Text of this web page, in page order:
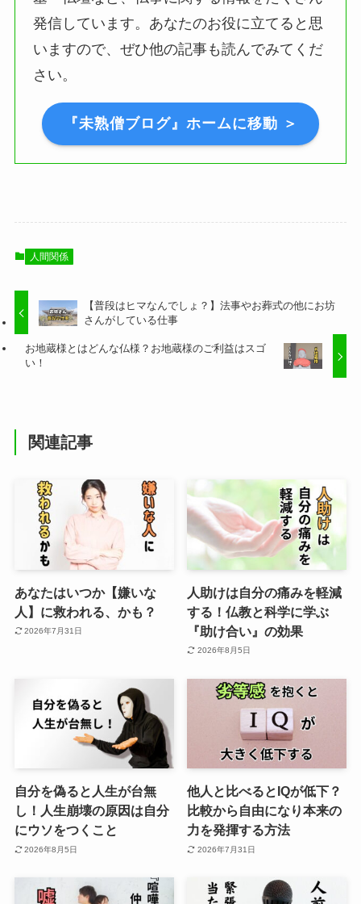
発信しています。あなたのお役に立てると思
いますので、ぜひ他の記事も読んでみてくだ
さい。
『未熟僧ブログ』ホームに移動 ＞
人間関係
【普段はヒマなんでしょ？】法事やお葬式の他にお坊
さんがしている仕事
お地蔵様とはどんな仏様？お地蔵様のご利益はスゴ
い！
関連記事
あなたはいつか【嫌いな
人】に救われる、かも？
2026年7月31日
人助けは自分の痛みを軽減
する！仏教と科学に学ぶ
『助け合い』の効果
2026年8月5日
自分を偽ると人生が台無
し！人生崩壊の原因は自分
にウソをつくこと
2026年8月5日
他人と比べるとIQが低下？
比較から自由になり本来の
力を発揮する方法
2026年7月31日